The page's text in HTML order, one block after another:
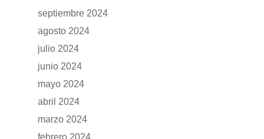
septiembre 2024
agosto 2024
julio 2024
junio 2024
mayo 2024
abril 2024
marzo 2024
febrero 2024